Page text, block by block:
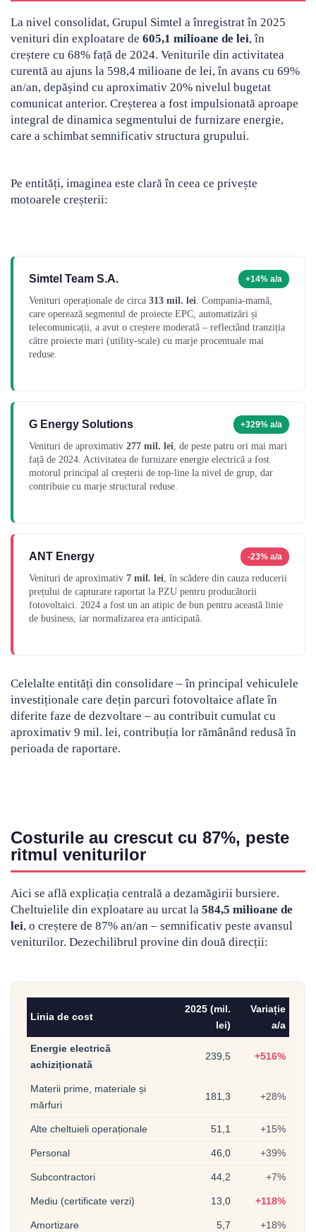
La nivel consolidat, Grupul Simtel a înregistrat în 2025
venituri din exploatare de 605,1 milioane de lei, în
creștere cu 68% față de 2024. Veniturile din activitatea
curentă au ajuns la 598,4 milioane de lei, în avans cu 69%
an/an, depășind cu aproximativ 20% nivelul bugetat
comunicat anterior. Creșterea a fost impulsionată aproape
integral de dinamica segmentului de furnizare energie,
care a schimbat semnificativ structura grupului.
Pe entități, imaginea este clară în ceea ce privește
motoarele creșterii:
Simtel Team S.A. +14% a/a
Venituri operaționale de circa 313 mil. lei. Compania-mamă,
care operează segmentul de proiecte EPC, automatizări și
telecomunicații, a avut o creștere moderată – reflectând tranziția
către proiecte mari (utility-scale) cu marje procentuale mai
reduse.
G Energy Solutions +329% a/a
Venituri de aproximativ 277 mil. lei, de peste patru ori mai mari
față de 2024. Activitatea de furnizare energie electrică a fost
motorul principal al creșterii de top-line la nivel de grup, dar
contribuie cu marje structural reduse.
ANT Energy -23% a/a
Venituri de aproximativ 7 mil. lei, în scădere din cauza reducerii
prețului de capturare raportat la PZU pentru producătorii
fotovoltaici. 2024 a fost un an atipic de bun pentru această linie
de business, iar normalizarea era anticipată.
Celelalte entități din consolidare – în principal vehiculele
investiționale care dețin parcuri fotovoltaice aflate în
diferite faze de dezvoltare – au contribuit cumulat cu
aproximativ 9 mil. lei, contribuția lor rămânând redusă în
perioada de raportare.
Costurile au crescut cu 87%, peste
ritmul veniturilor
Aici se află explicația centrală a dezamăgirii bursiere.
Cheltuielile din exploatare au urcat la 584,5 milioane de
lei, o creștere de 87% an/an – semnificativ peste avansul
veniturilor. Dezechilibrul provine din două direcții:
Linia de cost
2025 (mil.
lei)
Variație
a/a
Energie electrică
achiziționată
239,5 +516%
Materii prime, materiale și
mărfuri
181,3 +28%
Alte cheltuieli operaționale 51,1 +15%
Personal 46,0 +39%
Subcontractori 44,2 +7%
Mediu (certificate verzi) 13,0 +118%
Amortizare 5,7 +18%